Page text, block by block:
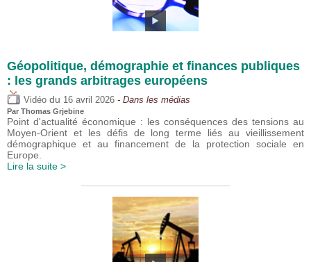
Géopolitique, démographie et finances publiques
: les grands arbitrages européens
Vidéo du 16 avril 2026 - Dans les médias
Par Thomas Grjebine
Point d'actualité économique : les conséquences des tensions au
Moyen-Orient et les défis de long terme liés au vieillissement
démographique et au financement de la protection sociale en
Europe.
Lire la suite >